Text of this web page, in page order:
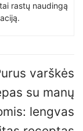
rastų naudingą
varškės
su manų
lengvas